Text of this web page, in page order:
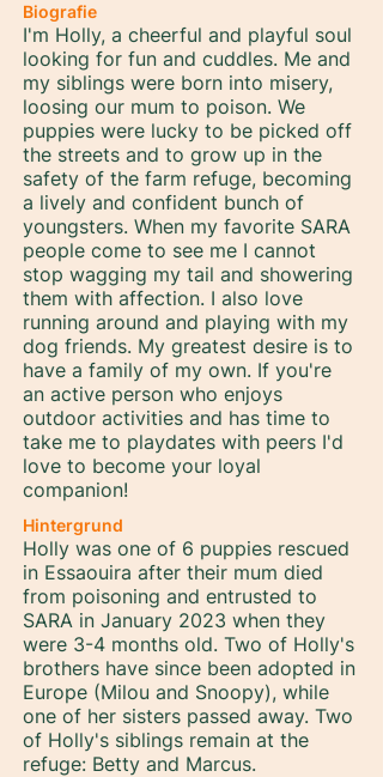
Biografie
I'm Holly, a cheerful and playful soul
looking for fun and cuddles. Me and
my siblings were born into misery,
loosing our mum to poison. We
puppies were lucky to be picked off
the streets and to grow up in the
safety of the farm refuge, becoming
a lively and confident bunch of
youngsters. When my favorite SARA
people come to see me I cannot
stop wagging my tail and showering
them with affection. I also love
running around and playing with my
dog friends. My greatest desire is to
have a family of my own. If you're
an active person who enjoys
outdoor activities and has time to
take me to playdates with peers I'd
love to become your loyal
companion!
Hintergrund
Holly was one of 6 puppies rescued
in Essaouira after their mum died
from poisoning and entrusted to
SARA in January 2023 when they
were 3-4 months old. Two of Holly's
brothers have since been adopted in
Europe (Milou and Snoopy), while
one of her sisters passed away. Two
of Holly's siblings remain at the
refuge: Betty and Marcus.